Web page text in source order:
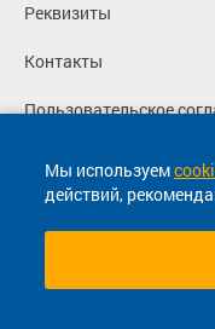
Мы используем
действий,
Реквизиты
Контакты
Пользовательское
Политика
Согласие на
© 2013-2026, ООО